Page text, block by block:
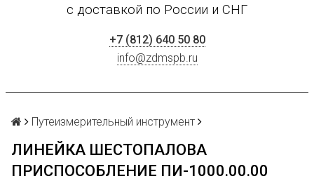
с доставкой по России и СНГ
+7 (812) 640 50 80
info@zdmspb.ru
Путеизмерительный инструмент
ЛИНЕЙКА ШЕСТОПАЛОВА
ПРИСПОСОБЛЕНИЕ ПИ-1000.00.00